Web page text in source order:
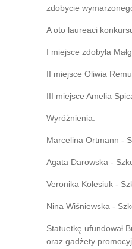
zdobycie
A oto laureaci
I miejsce zdobyła
II miejsce Oliwia
III miejsce Amelia
Wyróżnienia:
Marcelina Ortmann -
Agata Darowska -
Veronika Kolesiuk -
Nina Wiśniewska -
Statuetkę ufundował
oraz gadżety